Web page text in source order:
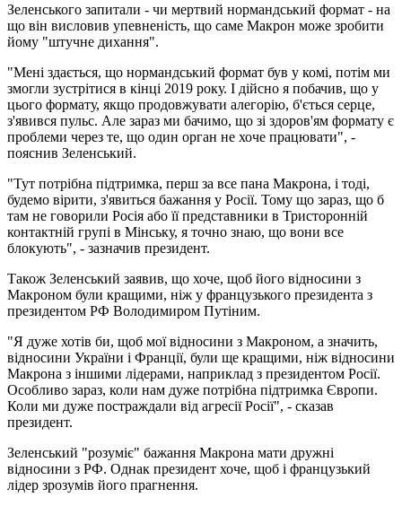
Зеленського запитали - чи мертвий нормандський формат - на
що він висловив упевненість, що саме Макрон може зробити
йому "штучне дихання".
"Мені здається, що нормандський формат був у комі, потім ми
змогли зустрітися в кінці 2019 року. І дійсно я побачив, що у
цього формату, якщо продовжувати алегорію, б'ється серце,
з'явився пульс. Але зараз ми бачимо, що зі здоров'ям формату є
проблеми через те, що один орган не хоче працювати", -
пояснив Зеленський.
"Тут потрібна підтримка, перш за все пана Макрона, і тоді,
будемо вірити, з'явиться бажання у Росії. Тому що зараз, що б
там не говорили Росія або її представники в Тристоронній
контактній групі в Мінську, я точно знаю, що вони все
блокують", - зазначив президент.
Також Зеленський заявив, що хоче, щоб його відносини з
Макроном були кращими, ніж у французького президента з
президентом РФ Володимиром Путіним.
"Я дуже хотів би, щоб мої відносини з Макроном, а значить,
відносини України і Франції, були ще кращими, ніж відносини
Макрона з іншими лідерами, наприклад з президентом Росії.
Особливо зараз, коли нам дуже потрібна підтримка Європи.
Коли ми дуже постраждали від агресії Росії", - сказав
президент.
Зеленський "розуміє" бажання Макрона мати дружні
відносини з РФ. Однак президент хоче, щоб і французький
лідер зрозумів його прагнення.